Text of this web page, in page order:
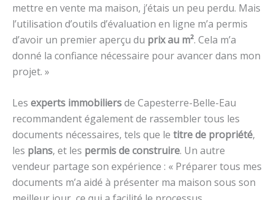
mettre en vente ma maison, j’étais un peu perdu. Mais
l’utilisation d’outils d’évaluation en ligne m’a permis
d’avoir un premier aperçu du prix au m². Cela m’a
donné la confiance nécessaire pour avancer dans mon
projet. »
Les experts immobiliersde Capesterre-Belle-Eau
recommandent également de rassembler tous les
documents nécessaires, tels que le titre de propriété,
les plans, et les permis de construire. Un autre
vendeur partage son expérience : « Préparer tous mes
documents m’a aidé à présenter ma maison sous son